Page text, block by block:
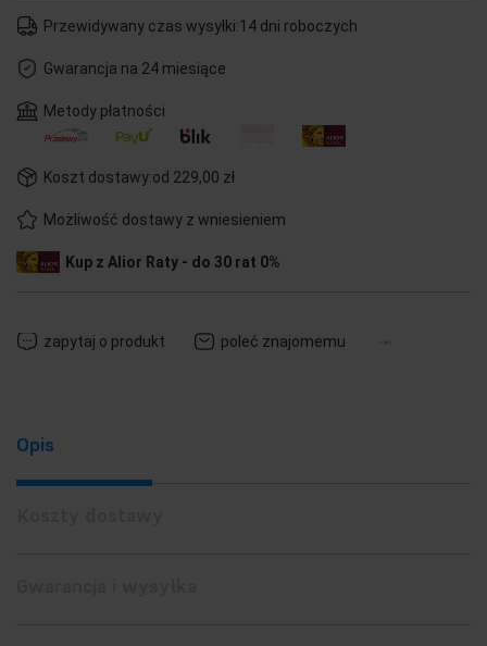
Przewidywany czas wysyłki:14 dni roboczych
Gwarancja na 24 miesiące
Metody płatności
Koszt dostawy:od 229,00 zł
Możliwość dostawy z wniesieniem
Kup z Alior Raty - do 30 rat 0%
zapytaj o produkt poleć znajomemu
Opis